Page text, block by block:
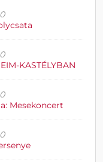
KASTÉLYBAN
Mesekoncert